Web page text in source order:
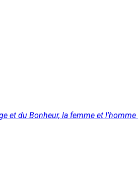
du Bonheur, la femme et